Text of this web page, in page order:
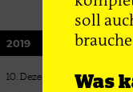
2019
10. Dezember 2019
soll
Was